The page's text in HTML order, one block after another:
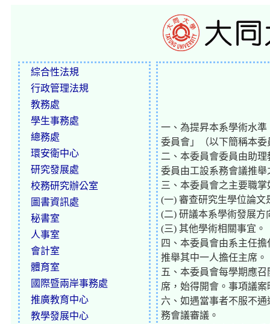
綜合性法規
行政管理法規
教務處
學生事務處
總務處
環安衛中心
研究發展處
校務研究辦公室
圖書資訊處
秘書室
人事室
會計室
體育室
國際暨兩岸事務處
推廣教育中心
教學發展中心
一、為提昇本系學術水
委員會」（以下簡稱本委
二、本委員會委員由助
委員由工設系務會議推
三、本委員會之主要職掌
(一) 審查研究生學位論
(二) 研議本系學術發展方
(三) 其他學術相關事宜。
四、本委員會由系主任
推舉其中一人擔任主席。
五、本委員會每學期應
席，始得開會。事項議
六、如遇當事者不服不
務會議審議。